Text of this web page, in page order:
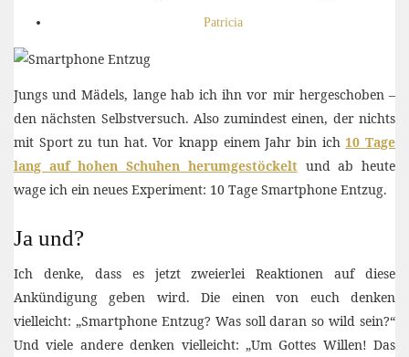
Patricia
Jungs und Mädels, lange hab ich ihn vor mir hergeschoben –
den nächsten Selbstversuch. Also zumindest einen, der nichts
mit Sport zu tun hat. Vor knapp einem Jahr bin ich10 Tage
lang auf hohen Schuhen herumgestöckeltund ab heute
wage ich ein neues Experiment: 10 Tage Smartphone Entzug.
Ja und?
Ich denke, dass es jetzt zweierlei Reaktionen auf diese
Ankündigung geben wird. Die einen von euch denken
vielleicht: „Smartphone Entzug? Was soll daran so wild sein?“
Und viele andere denken vielleicht: „Um Gottes Willen! Das